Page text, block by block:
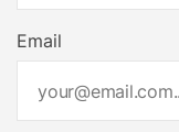
Email